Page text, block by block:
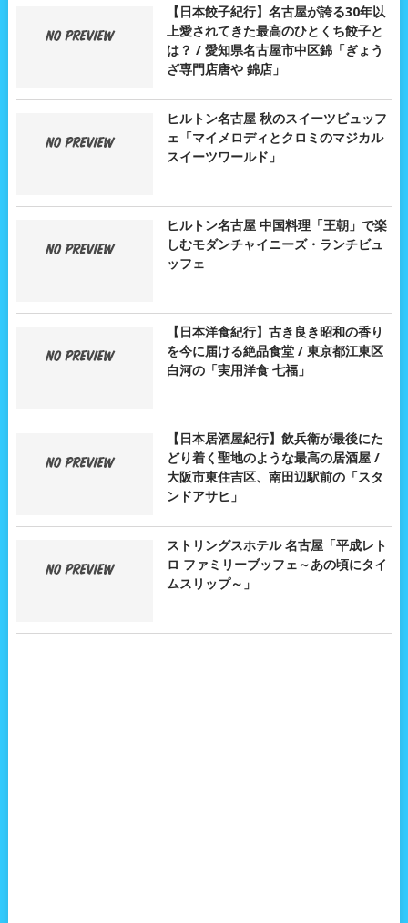
【日本餃子紀行】名古屋が誇る30年以
上愛されてきた最高のひとくち餃子と
は？ / 愛知県名古屋市中区錦「ぎょう
ざ専門店唐や 錦店」
ヒルトン名古屋 秋のスイーツビュッフ
ェ「マイメロディとクロミのマジカル
スイーツワールド」
ヒルトン名古屋 中国料理「王朝」で楽
しむモダンチャイニーズ・ランチビュ
ッフェ
【日本洋食紀行】古き良き昭和の香り
を今に届ける絶品食堂 / 東京都江東区
白河の「実用洋食 七福」
【日本居酒屋紀行】飲兵衛が最後にた
どり着く聖地のような最高の居酒屋 /
大阪市東住吉区、南田辺駅前の「スタ
ンドアサヒ」
ストリングスホテル 名古屋「平成レト
ロ ファミリーブッフェ～あの頃にタイ
ムスリップ～」